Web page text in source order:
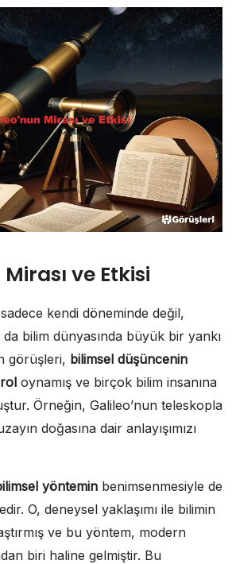
ve Etkisi
kendi döneminde değil,
bilim dünyasında büyük bir yankı
görüşleri, bilimsel düşüncenin
oynamış ve birçok bilim insanına
Örneğin, Galileo’nun teleskopla
doğasına dair anlayışımızı
yöntemin benimsenmesiyle de
O, deneysel yaklaşımı ile bilimin
ve bu yöntem, modern
biri haline gelmiştir. Bu